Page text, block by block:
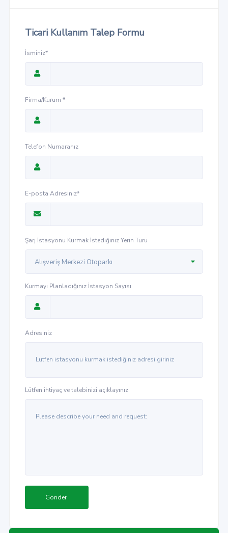
Ticari Kullanım Talep Formu
İsminiz*
Firma/Kurum *
Telefon Numaranız
E-posta Adresiniz*
Şarj İstasyonu Kurmak İstediğiniz Yerin Türü
Alışveriş Merkezi Otoparkı
Kurmayı Planladığınız İstasyon Sayısı
Adresiniz
Lütfen ihtiyaç ve talebinizi açıklayınız
Gönder